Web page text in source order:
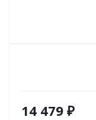
14 479 ₽